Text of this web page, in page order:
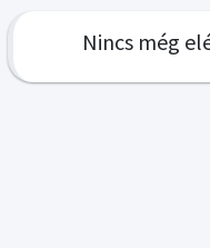
Nincs még